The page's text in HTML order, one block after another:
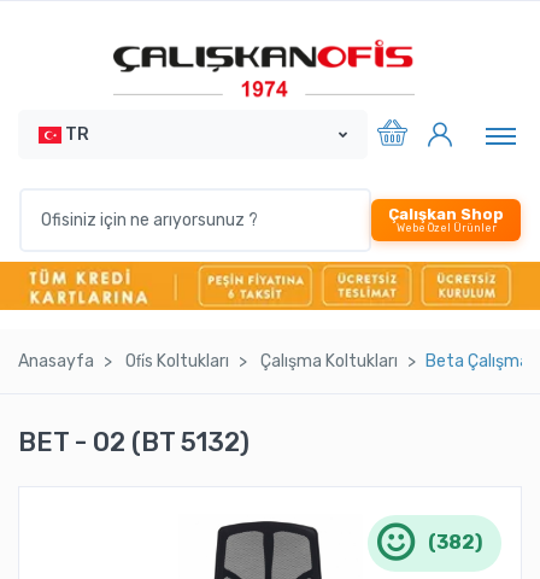
TR
Çalışkan Shop
Webe Özel Ürünler
Anasayfa Ofi̇s Koltukları Çalışma Koltukları Beta
BET - 02 (BT 5132)
(382)